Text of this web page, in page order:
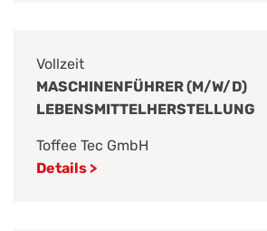
Vollzeit
MASCHINENFÜHRER (M/W/D)
LEBENSMITTELHERSTELLUNG
Toffee Tec GmbH
Details >